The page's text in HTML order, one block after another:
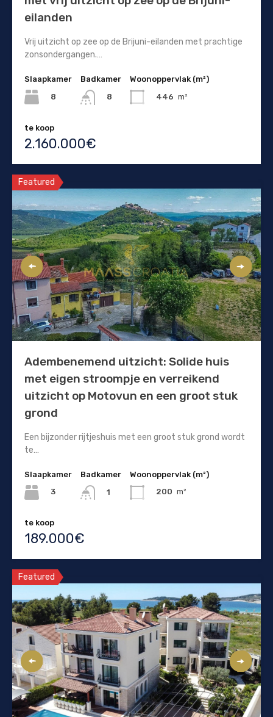
eilanden
Vrij uitzicht op zee op de Brijuni-eilanden met prachtige
zonsondergangen.…
Slaapkamer
8
Badkamer
8
Woonoppervlak (m²)
446 m²
te koop
2.160.000€
Featured
Adembenemend uitzicht: Solide huis
met eigen stroompje en verreikend
uitzicht op Motovun en een groot stuk
grond
Een bijzonder rijtjeshuis met een groot stuk grond wordt
te…
Slaapkamer
3
Badkamer
1
Woonoppervlak (m²)
200 m²
te koop
189.000€
Featured